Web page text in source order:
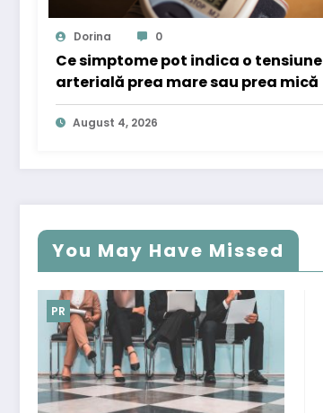
Dorina 0
Ce simptome pot indica o tensiune
arterială prea mare sau prea mică
August 4, 2026
You May Have Missed
PR